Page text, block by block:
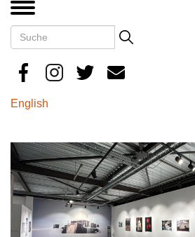
Search
Suche
English